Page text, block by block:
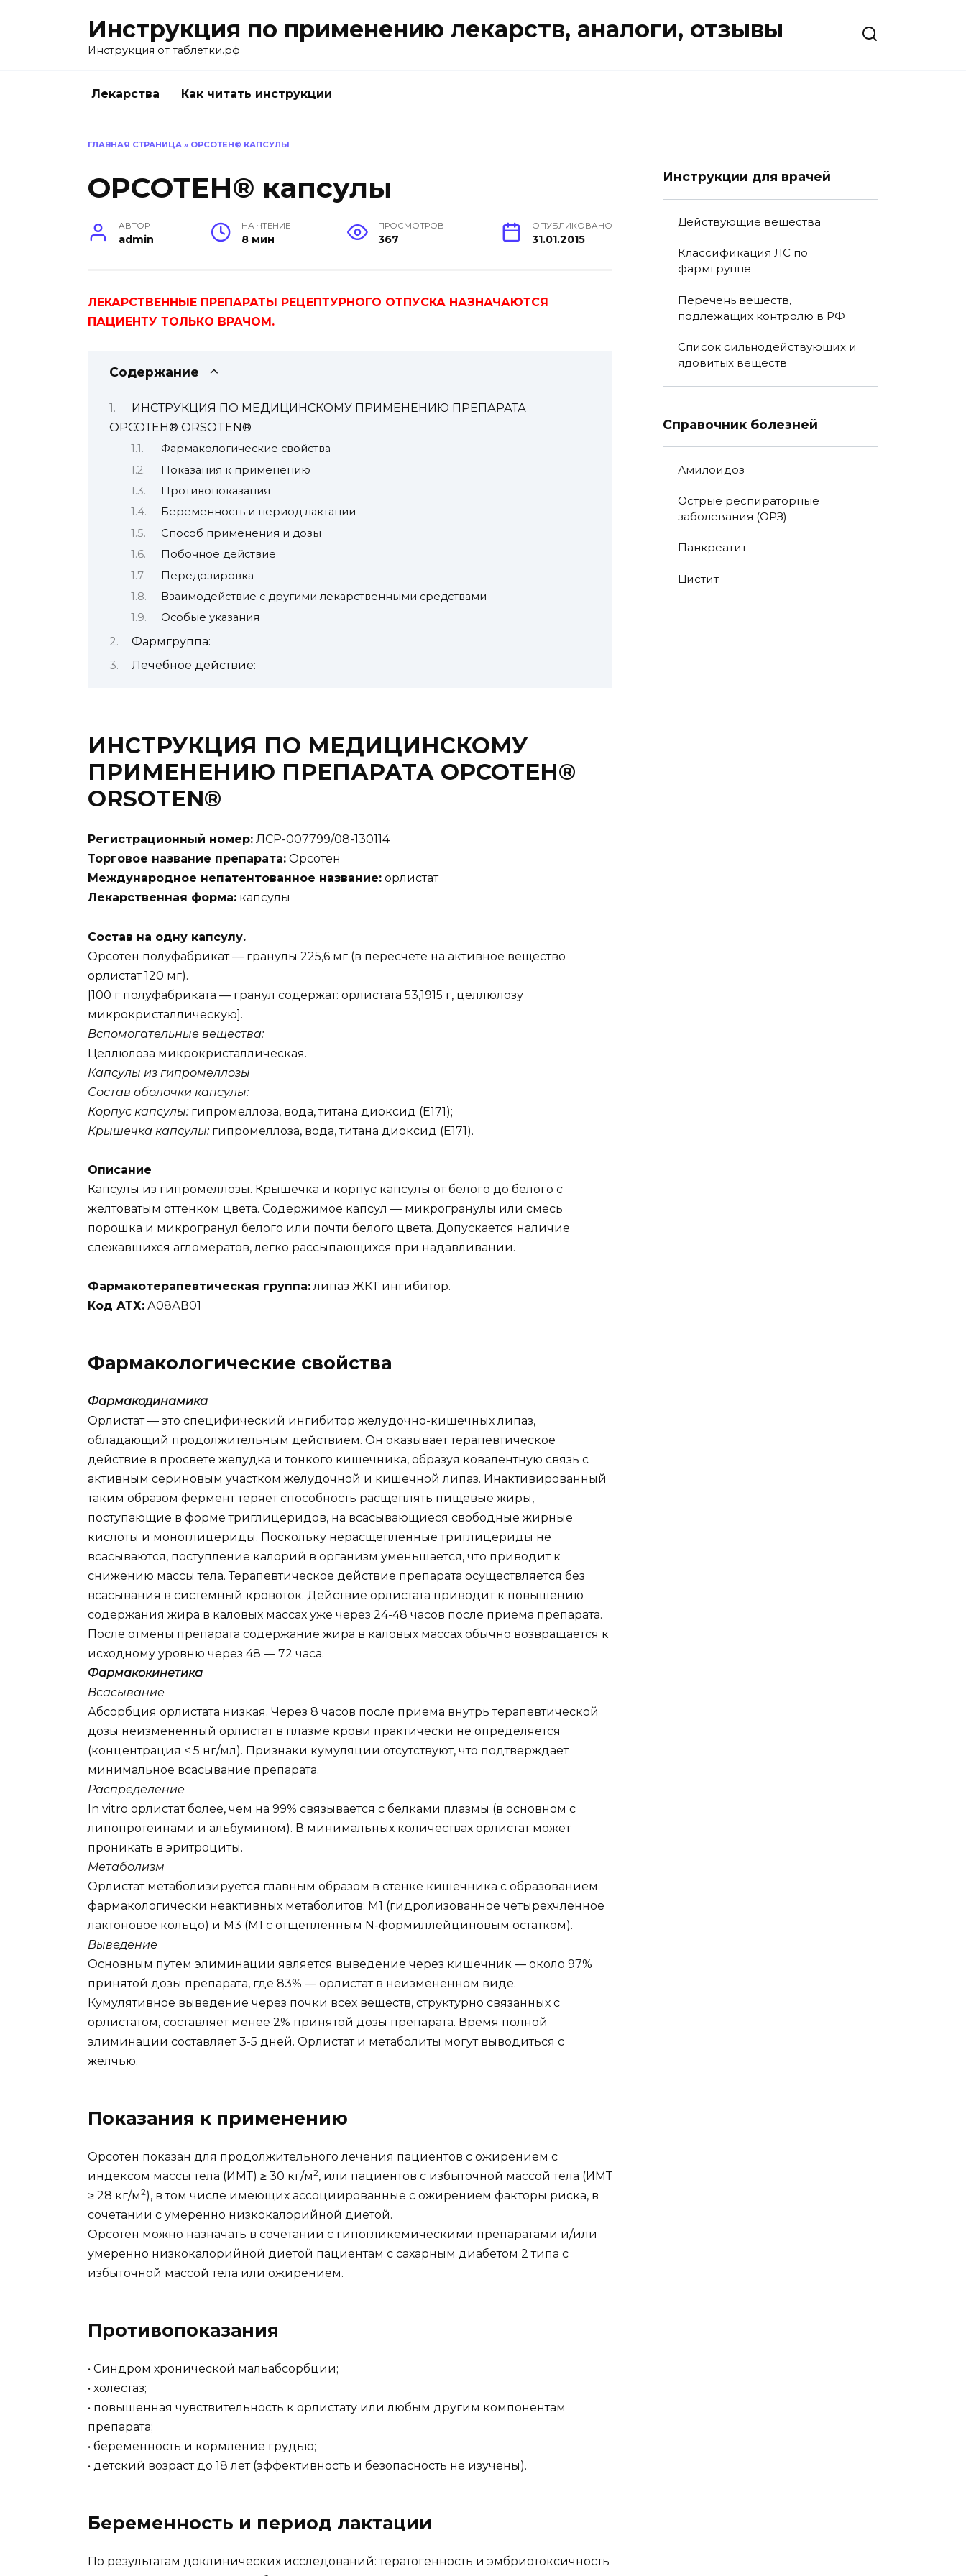
Инструкция по применению лекарств, аналоги, отзывы
Инструкция от таблетки.рф
Лекарства Как читать инструкции
ГЛАВНАЯ СТРАНИЦА » ОРСОТЕН® КАПСУЛЫ
ОРСОТЕН® капсулы
АВТОР
admin
НА ЧТЕНИЕ
8 мин
ПРОСМОТРОВ
367
ОПУБЛИКОВАНО
31.01.2015
ЛЕКАРСТВЕННЫЕ ПРЕПАРАТЫ РЕЦЕПТУРНОГО ОТПУСКА НАЗНАЧАЮТСЯ
ПАЦИЕНТУ ТОЛЬКО ВРАЧОМ.
Содержание
ИНСТРУКЦИЯ ПО МЕДИЦИНСКОМУ ПРИМЕНЕНИЮ ПРЕПАРАТА
ОРСОТЕН® ORSOTEN®
Фармакологические свойства
Показания к применению
Противопоказания
Беременность и период лактации
Способ применения и дозы
Побочное действие
Передозировка
Взаимодействие с другими лекарственными средствами
Особые указания
Фармгруппа:
Лечебное действие:
ИНСТРУКЦИЯ ПО МЕДИЦИНСКОМУ
ПРИМЕНЕНИЮ ПРЕПАРАТА ОРСОТЕН®
ORSOTEN®
Регистрационный номер: ЛСР-007799/08-130114
Торговое название препарата: Орсотен
Международное непатентованное название: орлистат
Лекарственная форма: капсулы
Состав на одну капсулу.
Орсотен полуфабрикат — гранулы 225,6 мг (в пересчете на активное вещество
орлистат 120 мг).
[100 г полуфабриката — гранул содержат: орлистата 53,1915 г, целлюлозу
микрокристаллическую].
Вспомогательные вещества:
Целлюлоза микрокристаллическая.
Капсулы из гипромеллозы
Состав оболочки капсулы:
Корпус капсулы:гипромеллоза, вода, титана диоксид (Е171);
Крышечка капсулы:гипромеллоза, вода, титана диоксид (Е171).
Описание
Капсулы из гипромеллозы. Крышечка и корпус капсулы от белого до белого с
желтоватым оттенком цвета. Содержимое капсул — микрогранулы или смесь
порошка и микрогранул белого или почти белого цвета. Допускается наличие
слежавшихся агломератов, легко рассыпающихся при надавливании.
Фармакотерапевтическая группа:липаз ЖКТ ингибитор.
Код АТХ: А08АВ01
Фармакологические свойства
Фармакодинамика
Орлистат — это специфический ингибитор желудочно-кишечных липаз,
обладающий продолжительным действием. Он оказывает терапевтическое
действие в просвете желудка и тонкого кишечника, образуя ковалентную связь с
активным сериновым участком желудочной и кишечной липаз. Инактивированный
таким образом фермент теряет способность расщеплять пищевые жиры,
поступающие в форме триглицеридов, на всасывающиеся свободные жирные
кислоты и моноглицериды. Поскольку нерасщепленные триглицериды не
всасываются, поступление калорий в организм уменьшается, что приводит к
снижению массы тела. Терапевтическое действие препарата осуществляется без
всасывания в системный кровоток. Действие орлистата приводит к повышению
содержания жира в каловых массах уже через 24-48 часов после приема препарата.
После отмены препарата содержание жира в каловых массах обычно возвращается к
исходному уровню через 48 — 72 часа.
Фармакокинетика
Всасывание
Абсорбция орлистата низкая. Через 8 часов после приема внутрь терапевтической
дозы неизмененный орлистат в плазме крови практически не определяется
(концентрация < 5 нг/мл). Признаки кумуляции отсутствуют, что подтверждает
минимальное всасывание препарата.
Распределение
In vitro орлистат более, чем на 99% связывается с белками плазмы (в основном с
липопротеинами и альбумином). В минимальных количествах орлистат может
проникать в эритроциты.
Метаболизм
Орлистат метаболизируется главным образом в стенке кишечника с образованием
фармакологически неактивных метаболитов: М1 (гидролизованное четырехчленное
лактоновое кольцо) и М3 (М1 с отщепленным N-формиллейциновым остатком).
Выведение
Основным путем элиминации является выведение через кишечник — около 97%
принятой дозы препарата, где 83% — орлистат в неизмененном виде.
Кумулятивное выведение через почки всех веществ, структурно связанных с
орлистатом, составляет менее 2% принятой дозы препарата. Время полной
элиминации составляет 3-5 дней. Орлистат и метаболиты могут выводиться с
желчью.
Показания к применению
Орсотен показан для продолжительного лечения пациентов с ожирением с
индексом массы тела (ИМТ) ≥ 30 кг/м2, или пациентов с избыточной массой тела (ИМТ
≥ 28 кг/м2), в том числе имеющих ассоциированные с ожирением факторы риска, в
сочетании с умеренно низкокалорийной диетой.
Орсотен можно назначать в сочетании с гипогликемическими препаратами и/или
умеренно низкокалорийной диетой пациентам с сахарным диабетом 2 типа с
избыточной массой тела или ожирением.
Противопоказания
• Синдром хронической мальабсорбции;
• холестаз;
• повышенная чувствительность к орлистату или любым другим компонентам
препарата;
• беременность и кормление грудью;
• детский возраст до 18 лет (эффективность и безопасность не изучены).
Беременность и период лактации
По результатам доклинических исследований: тератогенность и эмбриотоксичность
Инструкции для врачей
Действующие вещества
Классификация ЛС по
фармгруппе
Перечень веществ,
подлежащих контролю в РФ
Список сильнодействующих и
ядовитых веществ
Справочник болезней
Амилоидоз
Острые респираторные
заболевания (ОРЗ)
Панкреатит
Цистит